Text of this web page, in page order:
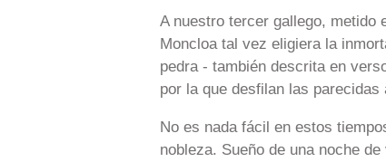
A nuestro tercer gallego, metido
Moncloa tal vez eligiera la
pedra - también descrita en
por la que desfilan las
No es nada fácil en estos
nobleza. Sueño de una noche